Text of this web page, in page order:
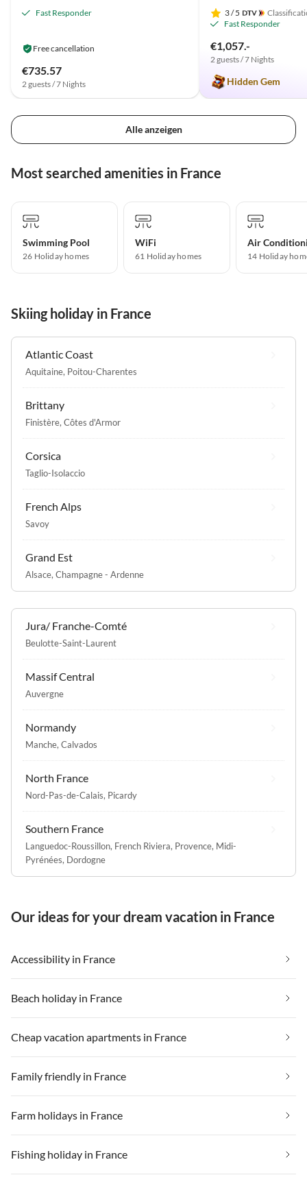
Fast Responder
Free cancellation
€735.57
2 guests / 7 Nights
3/ 5
Fast Responder
€1,057.-
2 guests / 7 Nights
Hidden Gem
Alle anzeigen
Most searched amenities in France
Swimming Pool
26 Holiday homes
WiFi
61 Holiday homes
Air
14 Holiday
Skiing holiday in France
Atlantic Coast
Aquitaine, Poitou-Charentes
Brittany
Finistère, Côtes d'Armor
Corsica
Taglio-Isolaccio
French Alps
Savoy
Grand Est
Alsace, Champagne - Ardenne
Jura/ Franche-Comté
Beulotte-Saint-Laurent
Massif Central
Auvergne
Normandy
Manche, Calvados
North France
Nord-Pas-de-Calais, Picardy
Southern France
Languedoc-Roussillon, French Riviera, Provence, Midi-
Pyrénées, Dordogne
Our ideas for your dream vacation in France
Accessibility in France
Beach holiday in France
Cheap vacation apartments in France
Family friendly in France
Farm holidays in France
Fishing holiday in France